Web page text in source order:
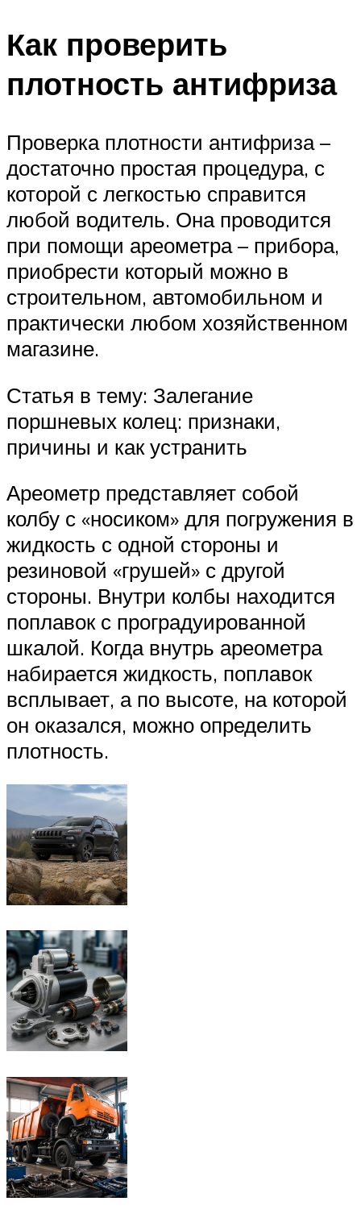
Как проверить
плотность антифриза
Проверка плотности антифриза –
достаточно простая процедура, с
которой с легкостью справится
любой водитель. Она проводится
при помощи ареометра – прибора,
приобрести который можно в
строительном, автомобильном и
практически любом хозяйственном
магазине.
Статья в тему: Залегание
поршневых колец: признаки,
причины и как устранить
Ареометр представляет собой
колбу с «носиком» для погружения в
жидкость с одной стороны и
резиновой «грушей» с другой
стороны. Внутри колбы находится
поплавок с проградуированной
шкалой. Когда внутрь ареометра
набирается жидкость, поплавок
всплывает, а по высоте, на которой
он оказался, можно определить
плотность.